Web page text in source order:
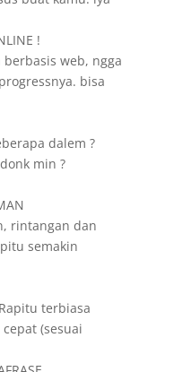
!
web, ngga
bisa
dalem ?
min ?
rintangan dan
semakin
terbiasa
(sesuai